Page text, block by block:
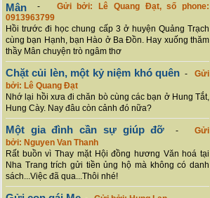
Mân - Gửi bởi: Lê Quang Đạt, số phone:
0913963799
Hồi trước đi học chung cấp 3 ở huyện Quảng Trạch
cùng bạn Hạnh, bạn Hào ở Ba Đồn. Hay xuống thăm
thầy Mân chuyện trò ngâm thơ
Chặt củi lèn, một kỷ niệm khó quên-Gửi
bởi: Lê Quang Đạt
Nhớ lại hồi xưa đi chăn bò cùng các bạn ở Hung Tắt,
Hung Cày. Nay đâu còn cảnh đó nữa?
Một gia đình cần sự giúp đỡ -Gửi
bởi: Nguyen Van Thanh
Rất buồn vì Thay mặt Hội đồng hương Văn hoá tại
Nha Trang trích gửi tiền ủng hộ mà không có danh
sách...Việc đã qua...Thôi nhé!